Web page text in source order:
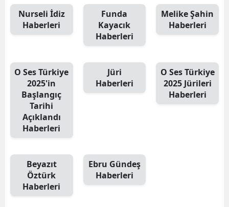
Nurseli İdiz
Haberleri
Funda
Kayacık
Haberleri
Melike Şahin
Haberleri
O Ses Türkiye
2025'in
Başlangıç
Tarihi
Açıklandı
Haberleri
Jüri
Haberleri
O Ses Türkiye
2025 Jürileri
Haberleri
Beyazıt
Öztürk
Haberleri
Ebru Gündeş
Haberleri